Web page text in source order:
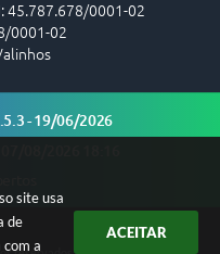
site usa
de
a
ACEITAR
45.787.678/0001-02
0001-02
- 19/06/2026